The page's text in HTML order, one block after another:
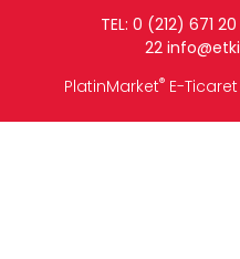
TEL: 0 (212) 671
22 info
PlatinMarket® E-